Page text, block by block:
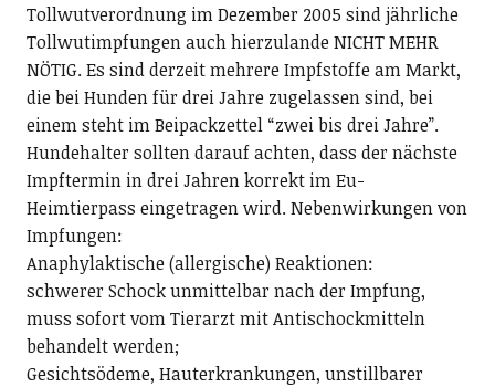
Tollwutverordnung im Dezember 2005 sind jährliche
Tollwutimpfungen auch hierzulande NICHT MEHR
NÖTIG. Es sind derzeit mehrere Impfstoffe am Markt,
die bei Hunden für drei Jahre zugelassen sind, bei
einem steht im Beipackzettel “zwei bis drei Jahre”.
Hundehalter sollten darauf achten, dass der nächste
Impftermin in drei Jahren korrekt im Eu-
Heimtierpass eingetragen wird. Nebenwirkungen von
Impfungen:
Anaphylaktische (allergische) Reaktionen:
schwerer Schock unmittelbar nach der Impfung,
muss sofort vom Tierarzt mit Antischockmitteln
behandelt werden;
Gesichtsödeme, Hauterkrankungen, unstillbarer